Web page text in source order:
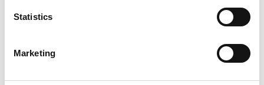
Statistics
Marketing